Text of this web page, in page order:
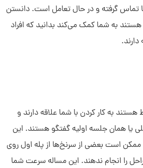
تماس گرفته و در حال تعامل است. دانستن
هستند به شما کمک می‌کند بدانید که افراد
به کار کردن با شما علاقه دارند و
یا همان جلسه اولیه گفتگو هستند. این
ممکن است بعضی از سرنخ‌ها از پله اول روی
را انجام ندهند. این مساله سرعت شما